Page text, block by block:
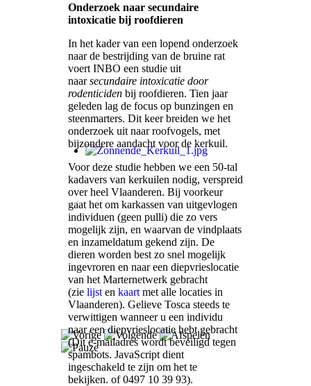
Onderzoek naar secundaire
intoxicatie bij roofdieren
In het kader van een lopend onderzoek
naar de bestrijding van de bruine rat
voert INBO een studie uit
naarsecundaire intoxicatie door
rodenticiden bij roofdieren. Tien jaar
geleden lag de focus op bunzingen en
steenmarters. Dit keer breiden we het
onderzoek uit naar roofvogels, met
bijzondere aandacht voor de kerkuil.
Voor deze studie hebben we een 50-tal
kadavers van kerkuilen nodig, verspreid
over heel Vlaanderen. Bij voorkeur
gaat het om karkassen van uitgevlogen
individuen (geen pulli) die zo vers
mogelijk zijn, en waarvan de vindplaats
en inzameldatum gekend zijn. De
dieren worden best zo snel mogelijk
ingevroren en naar een diepvrieslocatie
van het Marternetwerk gebracht
(zie lijst en kaart met alle locaties in
Vlaanderen). Gelieve Tosca steeds te
verwittigen wanneer u een individu
naar een diepvrieslocatie hebt gebracht
(Dit e-mailadres wordt beveiligd tegen
spambots. JavaScript dient
ingeschakeld te zijn om het te
bekijken. of 0497 10 39 93).